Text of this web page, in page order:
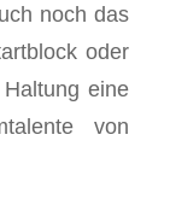
noch das
oder
eine
von